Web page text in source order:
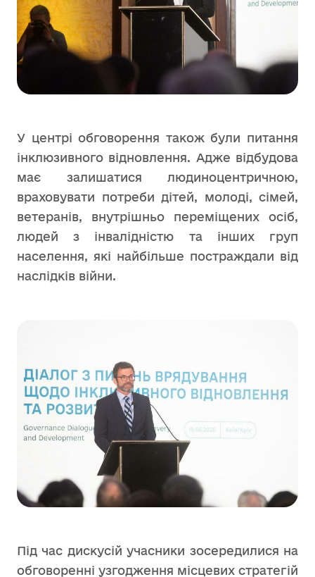
У центрі обговорення також були питання
інклюзивного відновлення. Адже відбудова
має залишатися людиноцентричною,
враховувати потреби дітей, молоді, сімей,
ветеранів, внутрішньо переміщених осіб,
людей з інвалідністю та інших груп
населення, які найбільше постраждали від
наслідків війни.
Під час дискусій учасники зосередилися на
обговоренні узгодження місцевих стратегій